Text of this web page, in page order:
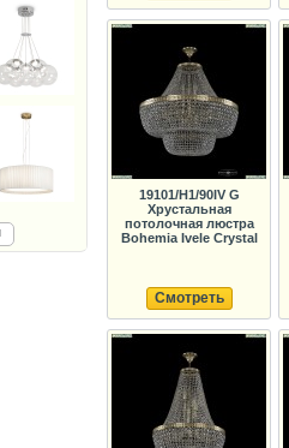
19101/H1/90IV G
Хрустальная
потолочная люстра
Bohemia Ivele Crystal
Смотреть